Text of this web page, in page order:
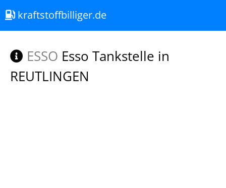
kraftstoffbilliger.de
ESSO Esso Tankstelle in
REUTLINGEN